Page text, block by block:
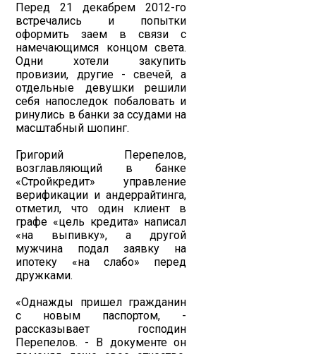
Перед 21 декабрем 2012-го
встречались и попытки
оформить заем в связи с
намечающимся концом света.
Одни хотели закупить
провизии, другие - свечей, а
отдельные девушки решили
себя напоследок побаловать и
ринулись в банки за ссудами на
масштабный шопинг.
Григорий Перепелов,
возглавляющий в банке
«Стройкредит» управление
верификации и андеррайтинга,
отметил, что один клиент в
графе «цель кредита» написал
«на выпивку», а другой
мужчина подал заявку на
ипотеку «на слабо» перед
дружками.
«Однажды пришел гражданин
с новым паспортом, -
рассказывает господин
Перепелов. - В документе он